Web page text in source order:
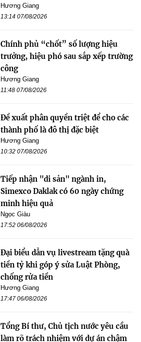
Hương Giang
13:14 07/08/2026
Chính phủ “chốt” số lượng hiệu
trưởng, hiệu phó sau sắp xếp trường
công
Hương Giang
11:48 07/08/2026
Đề xuất phân quyền triệt để cho các
thành phố là đô thị đặc biệt
Hương Giang
10:32 07/08/2026
Tiếp nhận "di sản" ngành in,
Simexco Daklak có 60 ngày chứng
minh hiệu quả
Ngọc Giàu
17:52 06/08/2026
Đại biểu dẫn vụ livestream tặng quà
tiền tỷ khi góp ý sửa Luật Phòng,
chống rửa tiền
Hương Giang
17:47 06/08/2026
Tổng Bí thư, Chủ tịch nước yêu cầu
làm rõ trách nhiệm với dự án chậm